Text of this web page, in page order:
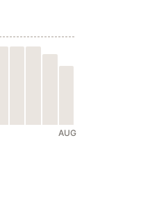
AUG